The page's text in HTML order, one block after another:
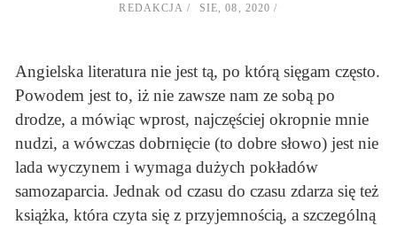
REDAKCJA SIE, 08, 2020
Angielska literatura nie jest tą, po którą sięgam często.
Powodem jest to, iż nie zawsze nam ze sobą po
drodze, a mówiąc wprost, najczęściej okropnie mnie
nudzi, a wówczas dobrnięcie (to dobre słowo) jest nie
lada wyczynem i wymaga dużych pokładów
samozaparcia. Jednak od czasu do czasu zdarza się też
książka, która czyta się z przyjemnością, a szczególną